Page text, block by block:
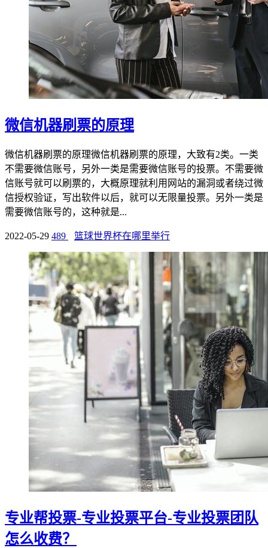
微信机器刷票的原理
微信机器刷票的原理微信机器刷票的原理，大致有2类。一类
不需要微信账号，另外一类是需要微信账号的投票。不需要微
信账号就可以刷票的，大概原理就利用网站的漏洞或者绕过微
信授权验证，写出软件以后，就可以无限量投票。另外一类是
需要微信账号的，这种就是...
2022-05-29 489 篮球世界杯在哪里举行
专业帮投票-专业投票平台-专业投票团队
怎么收费？